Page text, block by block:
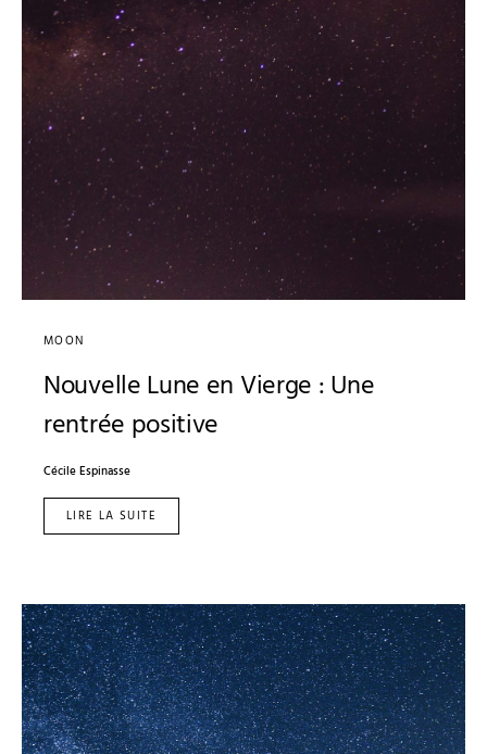
MOON
Nouvelle Lune en Vierge : Une
rentrée positive
Cécile Espinasse
LIRE LA SUITE